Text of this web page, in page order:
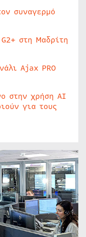
συναγερμό
στη Μαδρίτη
Ajax PRO
στην χρήση AI
για τους